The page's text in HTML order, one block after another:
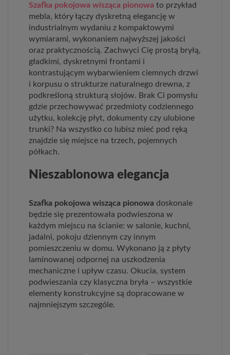
Szafka pokojowa wisząca pionowa to przykład
mebla, który łączy dyskretną elegancję w
industrialnym wydaniu z kompaktowymi
wymiarami, wykonaniem najwyższej jakości
oraz praktycznością. Zachwyci Cię prostą bryłą,
gładkimi, dyskretnymi frontami i
kontrastującym wybarwieniem ciemnych drzwi
i korpusu o strukturze naturalnego drewna, z
podkreśloną strukturą słojów. Brak Ci pomysłu
gdzie przechowywać przedmioty codziennego
użytku, kolekcję płyt, dokumenty czy ulubione
trunki? Na wszystko co lubisz mieć pod ręką
znajdzie się miejsce na trzech, pojemnych
półkach.
Nieszablonowa elegancja
Szafka pokojowa wisząca pionowa doskonale
będzie się prezentowała podwieszona w
każdym miejscu na ścianie: w salonie, kuchni,
jadalni, pokoju dziennym czy innym
pomieszczeniu w domu. Wykonano ją z płyty
laminowanej odpornej na uszkodzenia
mechaniczne i upływ czasu. Okucia, system
podwieszania czy klasyczna bryła – wszystkie
elementy konstrukcyjne są dopracowane w
najmniejszym szczególe.